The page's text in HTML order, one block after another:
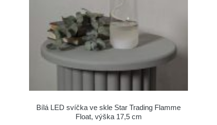
Bílá LED svíčka ve skle Star Trading Flamme
Float, výška 17,5 cm